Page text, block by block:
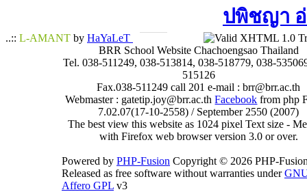
ปพิชญา​ อ่
..:: L-AMANT by HaYaLeT
BRR School Website Chachoengsao Thailand
Tel. 038-511249, 038-513814, 038-518779, 038-
515126
Fax.038-511249 call 201 e-mail : brr@brr.ac.th
Webmaster : gatetip.joy@brr.ac.thFacebook from php
7.02.07(17-10-2558) / September 2550 (2007)
The best view this website as 1024 pixel Text size -
with Firefox web browser version 3.0 or over.
Powered by PHP-Fusion Copyright © 2026 PHP-
Released as free software without warranties under
Affero GPL v3